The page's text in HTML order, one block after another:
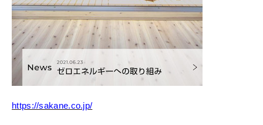
https://sakane.co.jp/